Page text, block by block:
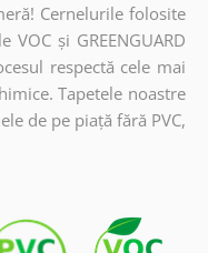
Cernelurile folosite
și GREENGUARD
respectă cele mai
Tapetele noastre
de pe piață fără PVC,